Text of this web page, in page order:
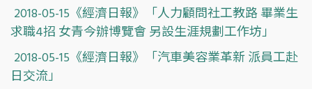
2018-05-15《經濟日報》「人力顧問社工教路 畢業生
求職4招 女青今辦博覽會 另設生涯規劃工作坊」
2018-05-15《經濟日報》「汽車美容業革新 派員工赴
日交流」